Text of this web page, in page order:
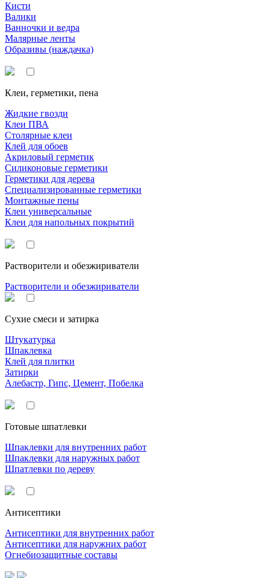
Кисти
Валики
Ванночки и ведра
Малярные ленты
Образивы (наждачка)
Клеи, герметики, пена
Жидкие гвозди
Клеи ПВА
Столярные клеи
Клей для обоев
Акриловый герметик
Силиконовые герметики
Герметики для дерева
Специализированные герметики
Монтажные пены
Клеи универсальные
Клеи для напольных покрытий
Растворители и обезжириватели
Растворители и обезжириватели
Сухие смеси и затирка
Штукатурка
Шпаклевка
Клей для плитки
Затирки
Алебастр, Гипс, Цемент, Побелка
Готовые шпатлевки
Шпаклевки для внутренних работ
Шпаклевки для наружных работ
Шпатлевки по дереву
Антисептики
Антисептики для внутренних работ
Антисептики для наружних работ
Огнебиозащитные составы